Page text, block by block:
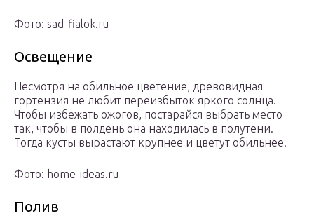
Фото: sad-fialok.ru
Освещение
Несмотря на обильное цветение, древовидная
гортензия не любит переизбыток яркого солнца.
Чтобы избежать ожогов, постарайся выбрать место
так, чтобы в полдень она находилась в полутени.
Тогда кусты вырастают крупнее и цветут обильнее.
Фото: home-ideas.ru
Полив